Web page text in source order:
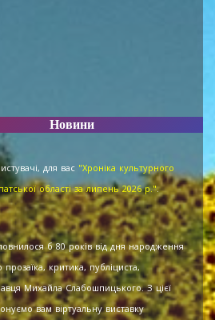
Новини
для вас "Хроніка культурного
області за липень 2026 р.".
б 80 років від дня народження
прозаїка, критика, публіциста,
Михайла Слабошпицького. З цієї
вам віртуальну виставку